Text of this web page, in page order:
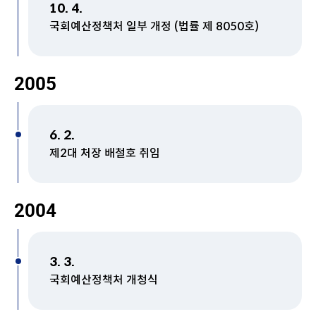
10. 4.
국회예산정책처 일부 개정 (법률 제 8050호)
2005
6. 2.
제2대 처장 배철호 취임
2004
3. 3.
국회예산정책처 개청식